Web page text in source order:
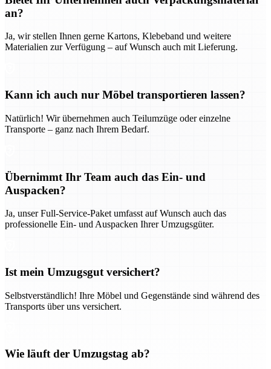
an?
Ja, wir stellen Ihnen gerne Kartons, Klebeband und weitere
Materialien zur Verfügung – auf Wunsch auch mit Lieferung.
Kann ich auch nur Möbel transportieren lassen?
Natürlich! Wir übernehmen auch Teilumzüge oder einzelne
Transporte – ganz nach Ihrem Bedarf.
Übernimmt Ihr Team auch das Ein- und
Auspacken?
Ja, unser Full-Service-Paket umfasst auf Wunsch auch das
professionelle Ein- und Auspacken Ihrer Umzugsgüter.
Ist mein Umzugsgut versichert?
Selbstverständlich! Ihre Möbel und Gegenstände sind während des
Transports über uns versichert.
Wie läuft der Umzugstag ab?